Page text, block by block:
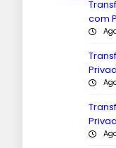
com